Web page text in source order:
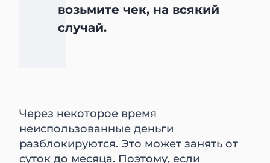
возьмите чек, на всякий
случай.
Через некоторое время
неиспользованные деньги
разблокируются. Это может занять от
суток до месяца. Поэтому, если